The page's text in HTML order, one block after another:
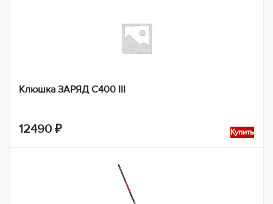
Клюшка ЗАРЯД С400 III
12490 ₽ Купить